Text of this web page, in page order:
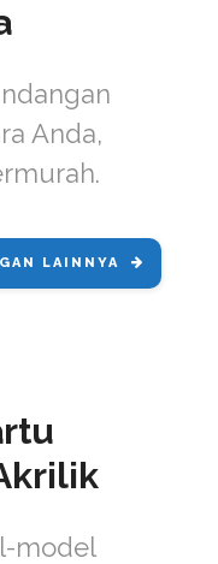
Anda,
LAINNYA
model